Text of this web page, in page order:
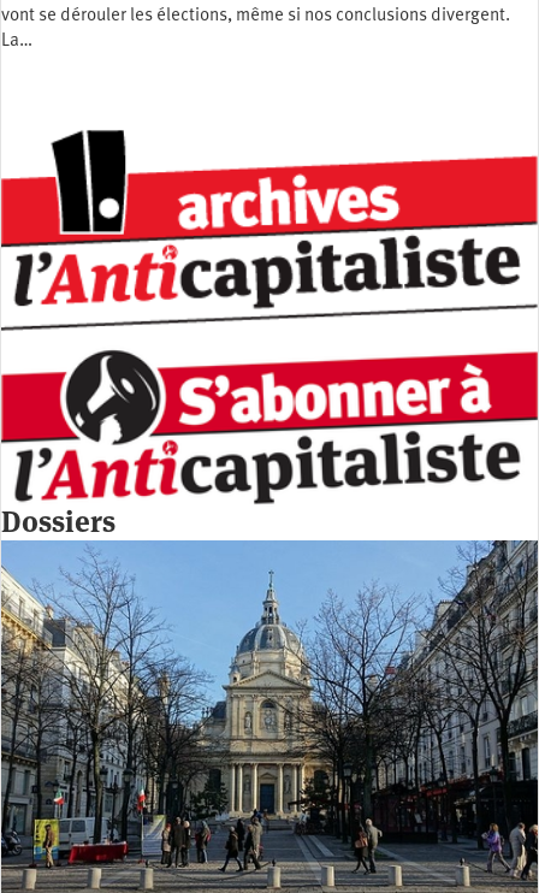
vont se dérouler les élections, même si nos conclusions divergent.
La…
Dossiers